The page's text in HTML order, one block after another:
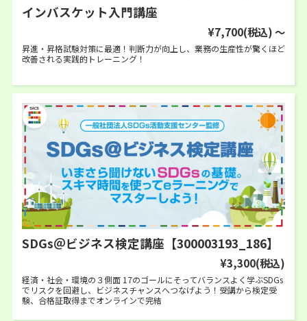
インバスケット入門講座
¥7,700(税込)～
昇進・昇格試験対策に最適！判断力が向上し、業務の生産性が驚くほど
改善される実践的トレーニング！
SDGs＠ビジネス検定講座【300003193_186】
¥3,300(税込)
経済・社会・環境の３側面 17のゴールにそってバランスよく学ぶSDGs
でリスクを回避し、ビジネスチャンスへつなげよう！受講から検定受
験、合格証取得までオンラインで完結